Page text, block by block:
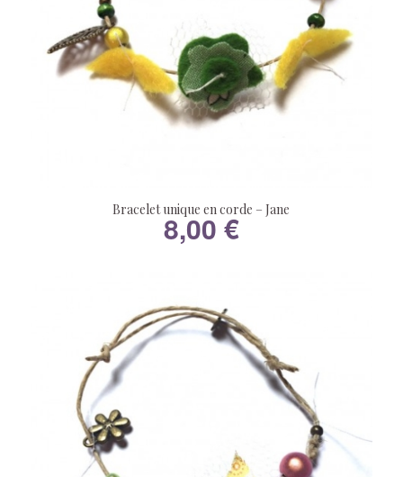
Bracelet unique en corde – Jane
8,00 €